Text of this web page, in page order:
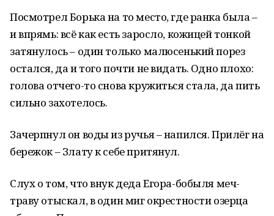
Посмотрел Борька на то место, где ранка была –
и впрямь: всё как есть заросло, кожицей тонкой
затянулось – один только малюсенький порез
остался, да и того почти не видать. Одно плохо:
голова отчего-то снова кружиться стала, да пить
сильно захотелось.
Зачерпнул он воды из ручья – напился. Прилёг на
бережок – Злату к себе притянул.
Слух о том, что внук деда Егора-бобыля меч-
траву отыскал, в один миг окрестности озерца